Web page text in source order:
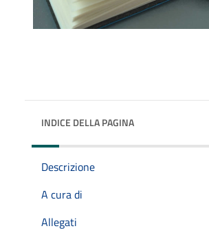
INDICE DELLA PAGINA
Descrizione
A cura di
Allegati